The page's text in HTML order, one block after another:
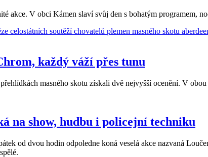
akce. V obci Kámen slaví svůj den s bohatým programem,
každý váží přes tunu
masného skotu získali dvě nejvyšší ocenění. V
na show, hudbu i policejní techniku
od dvou hodin odpoledne koná veselá akce nazvaná